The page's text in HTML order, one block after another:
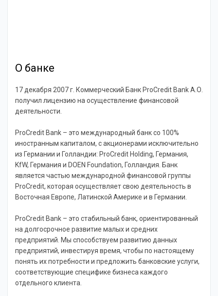
О банке
17 декабря 2007 г. Коммерческий Банк ProCredit Bank А.О.
получил лицензию на осуществление финансовой
деятельности.
ProCredit Bank – это международный банк со 100%
иностранным капиталом, с акционерами исключительно
из Германии и Голландии: ProCredit Holding, Германия,
KfW, Германия и DOEN Foundation, Голландия. Банк
является частью международной финансовой группы
ProCredit, которая осуществляет свою деятельность в
Восточная Европе, Латинской Америке и в Германии.
ProCredit Bank – это стабильный банк, ориентированный
на долгосрочное развитие малых и средних
предприятий. Мы способствуем развитию данных
предприятий, инвестируя время, чтобы по настоящему
понять их потребности и предложить банковские услуги,
соответствующие специфике бизнеса каждого
отдельного клиента.